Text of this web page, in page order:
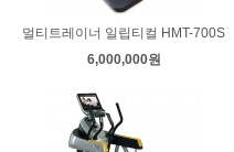
멀티트레이너 일립티컬 HMT-700S
6,000,000원